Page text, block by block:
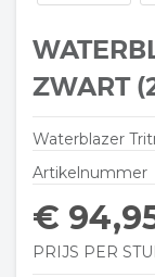
ZWART
Waterblazer
Artikelnummer
€
PRIJS PER